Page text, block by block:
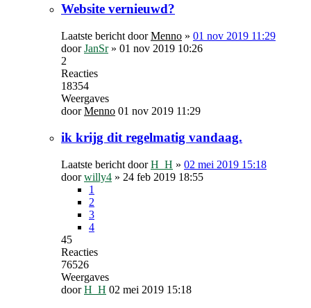
Website vernieuwd?
Laatste bericht doorMenno » 01 nov 2019 11:29
doorJanSr» 01 nov 2019 10:26
2
Reacties
18354
Weergaves
doorMenno 01 nov 2019 11:29
ik krijg dit regelmatig vandaag.
Laatste bericht doorH_H » 02 mei 2019 15:18
doorwilly4 » 24 feb 2019 18:55
1
2
3
4
45
Reacties
76526
Weergaves
doorH_H 02 mei 2019 15:18